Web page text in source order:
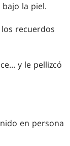
la piel.
recuerdos
y le pellizcó
en persona